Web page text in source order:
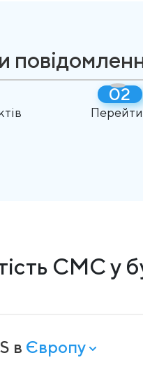
Перейти
СМС у
в Європу